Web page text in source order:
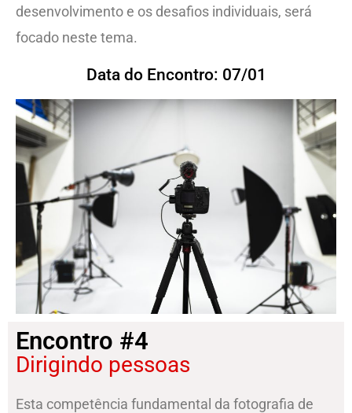
desenvolvimento e os desafios individuais, será
focado neste tema.
Data do Encontro: 07/01
Encontro #4
Dirigindo pessoas
Esta competência fundamental da fotografia de